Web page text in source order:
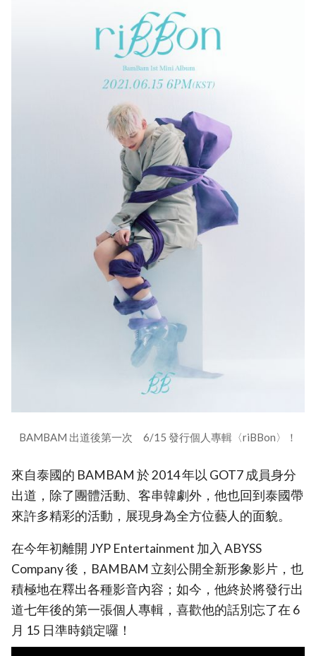
BAMBAM 出道後第一次 6/15 發行個人專輯〈riBBon〉！
來自泰國的 BAMBAM 於 2014 年以 GOT7 成員身分
出道，除了團體活動、客串韓劇外，他也回到泰國帶
來許多精彩的活動，展現身為全方位藝人的面貌。
在今年初離開 JYP Entertainment 加入 ABYSS
Company 後，BAMBAM 立刻公開全新形象影片，也
積極地在釋出各種影音內容；如今，他終於將發行出
道七年後的第一張個人專輯，喜歡他的話別忘了在 6
月 15 日準時鎖定囉！